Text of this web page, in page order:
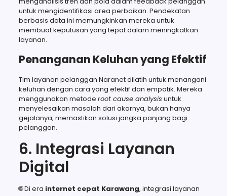
untuk mengidentifikasi area perbaikan. Pendekatan
berbasis data ini memungkinkan mereka untuk
membuat keputusan yang tepat dalam meningkatkan
layanan.
Penanganan Keluhan yang Efektif
Tim layanan pelanggan Naranet dilatih untuk menangani
keluhan dengan cara yang efektif dan empatik. Mereka
menggunakan metode root cause analysis untuk
menyelesaikan masalah dari akarnya, bukan hanya
gejalanya, memastikan solusi jangka panjang bagi
pelanggan.
6. Integrasi Layanan
Digital
🌐 Di era internet cepat Karawang, integrasi layanan